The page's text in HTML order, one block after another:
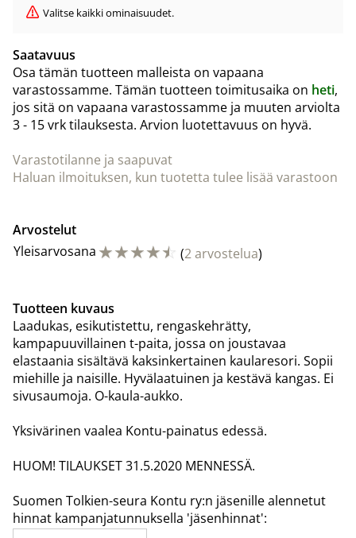
Valitse kaikki ominaisuudet.
Saatavuus
Osa tämän tuotteen malleista on vapaana
varastossamme. Tämän tuotteen toimitusaika on heti,
jos sitä on vapaana varastossamme ja muuten arviolta
3 - 15 vrktilauksesta. Arvion luotettavuus on hyvä.
Varastotilanne ja saapuvat
Haluan ilmoituksen, kun tuotetta tulee lisää varastoon
Arvostelut
Yleisarvosana ☆☆☆☆☆ (2 arvostelua)
Tuotteen kuvaus
Laadukas, esikutistettu, rengaskehrätty,
kampapuuvillainen t-paita, jossa on joustavaa
elastaania sisältävä kaksinkertainen kaularesori. Sopii
miehille ja naisille. Hyvälaatuinen ja kestävä kangas. Ei
sivusaumoja. O-kaula-aukko.
Yksivärinen vaalea Kontu-painatus edessä.
HUOM! TILAUKSET 31.5.2020 MENNESSÄ.
Suomen Tolkien-seura Kontu ry:n jäsenille alennetut
hinnat kampanjatunnuksella 'jäsenhinnat':